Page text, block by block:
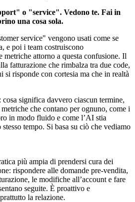
o "service". Vedono te. Fai in
una cosa sola.
service" vengono usati come se
e poi i team costruiscono
metriche attorno a questa confusione. Il
fatturazione che rimbalza tra due code,
si risponde con cortesia ma che in realtà
significa davvero ciascun termine,
che contano per ognuno, come i
in modo fluido e come l’AI stia
tempo. Si basa su ciò che vediamo
più ampia di prendersi cura dei
rispondere alle domande pre-vendita,
le modifiche all’account e fare
seguite. È proattivo e
la relazione.